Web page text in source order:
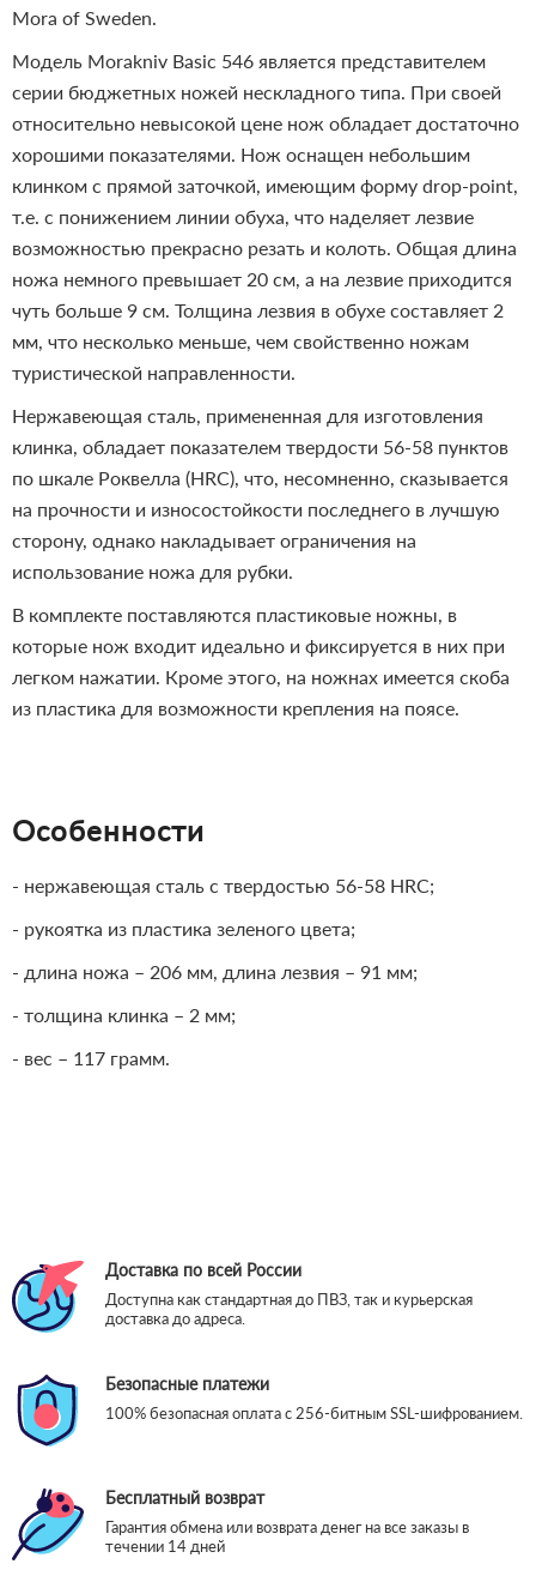
Mora of Sweden.
Модель Morakniv Basic 546 является представителем
серии бюджетных ножей нескладного типа. При своей
относительно невысокой цене нож обладает достаточно
хорошими показателями. Нож оснащен небольшим
клинком с прямой заточкой, имеющим форму drop-point,
т.е. с понижением линии обуха, что наделяет лезвие
возможностью прекрасно резать и колоть. Общая длина
ножа немного превышает 20 см, а на лезвие приходится
чуть больше 9 см. Толщина лезвия в обухе составляет 2
мм, что несколько меньше, чем свойственно ножам
туристической направленности.
Нержавеющая сталь, примененная для изготовления
клинка, обладает показателем твердости 56-58 пунктов
по шкале Роквелла (HRC), что, несомненно, сказывается
на прочности и износостойкости последнего в лучшую
сторону, однако накладывает ограничения на
использование ножа для рубки.
В комплекте поставляются пластиковые ножны, в
которые нож входит идеально и фиксируется в них при
легком нажатии. Кроме этого, на ножнах имеется скоба
из пластика для возможности крепления на поясе.
Особенности
- нержавеющая сталь с твердостью 56-58 HRC;
- рукоятка из пластика зеленого цвета;
- длина ножа – 206 мм, длина лезвия – 91 мм;
- толщина клинка – 2 мм;
- вес – 117 грамм.
Доставка по всей России
Доступна как стандартная до ПВЗ, так и курьерская
доставка до адреса.
Безопасные платежи
100% безопасная оплата с 256-битным SSL-шифрованием.
Бесплатный возврат
Гарантия обмена или возврата денег на все заказы в
течении 14 дней